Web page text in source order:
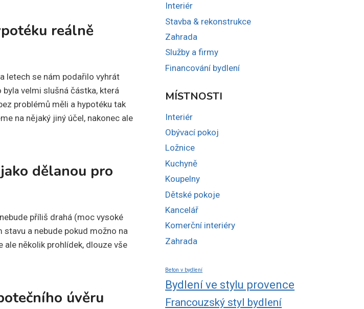
reálně
letech se nám podařilo vyhrát
velmi slušná částka, která
problémů měli a hypotéku tak
na nějaký jiný účel, nakonec ale
dělanou pro
příliš drahá (moc vysoké
a nebude pokud možno na
ale několik prohlídek, dlouze vše
úvěru
Interiér
Stavba & rekonstrukce
Zahrada
Služby a firmy
Financování bydlení
MÍSTNOSTI
Interiér
Obývací pokoj
Ložnice
Kuchyně
Koupelny
Dětské pokoje
Kancelář
Komerční interiéry
Zahrada
Beton v bydlení
Bydlení ve stylu provence
Francouzský styl bydlení